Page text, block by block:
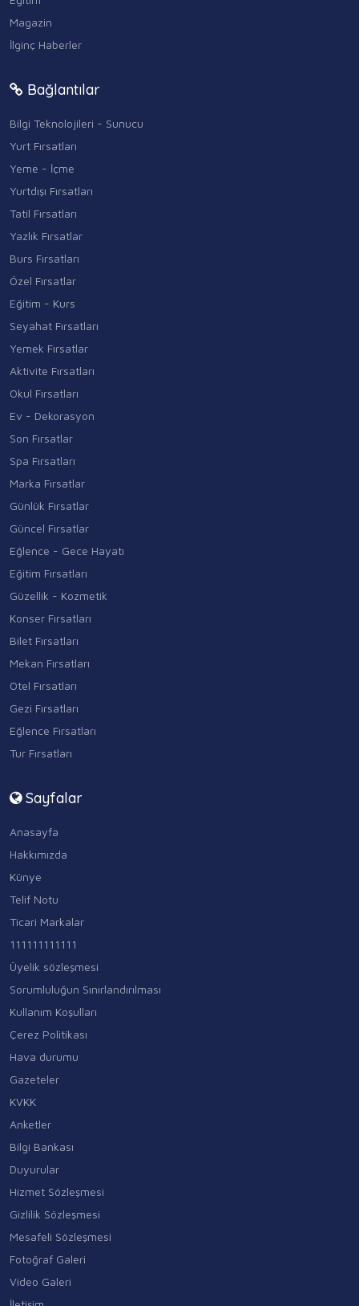
Magazin
İlginç Haberler
Bağlantılar
Bilgi Teknolojileri - Sunucu
Yurt Fırsatları
Yeme - İçme
Yurtdışı Fırsatları
Tatil Fırsatları
Yazlık Fırsatlar
Burs Fırsatları
Özel Fırsatlar
Eğitim - Kurs
Seyahat Fırsatları
Yemek Fırsatlar
Aktivite Fırsatları
Okul Fırsatları
Ev - Dekorasyon
Son Fırsatlar
Spa Fırsatları
Marka Fırsatlar
Günlük Fırsatlar
Güncel Fırsatlar
Eğlence - Gece Hayatı
Eğitim Fırsatları
Güzellik - Kozmetik
Konser Fırsatları
Bilet Fırsatları
Mekan Fırsatları
Otel Fırsatları
Gezi Fırsatları
Eğlence Fırsatları
Tur Fırsatları
Sayfalar
Anasayfa
Hakkımızda
Künye
Telif Notu
Ticari Markalar
111111111111
Üyelik sözleşmesi
Sorumluluğun Sınırlandırılması
Kullanım Koşulları
Çerez Politikası
Hava durumu
Gazeteler
KVKK
Anketler
Bilgi Bankası
Duyurular
Hizmet Sözleşmesi
Gizlilik Sözleşmesi
Mesafeli Sözleşmesi
Fotoğraf Galeri
Video Galeri